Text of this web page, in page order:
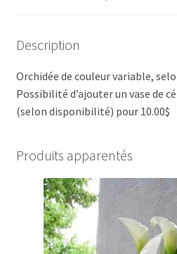
Description
Orchidée de couleur variable,
Possibilité d’ajouter un vase de
(selon disponibilité) pour 10.00$
Produits apparentés